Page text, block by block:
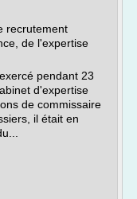
recrutement
de l'expertise
pendant 23
d'expertise
de commissaire
il était en